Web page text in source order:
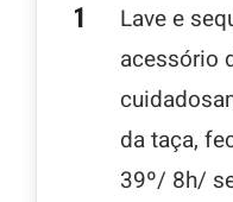
Lave e
acessório
da taça,
39º/ 8h/